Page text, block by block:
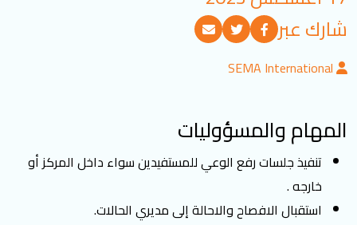
تسجيل الدخول
العربية
تابعنا
شارك عبر
SEMA International
المهام والمسؤوليات
تنفيذ جلسات رفع الوعي للمستفيدين سواء داخل المركز أو
خارجه .
استقبال الافصاح والاحالة إلى مديري الحالات.